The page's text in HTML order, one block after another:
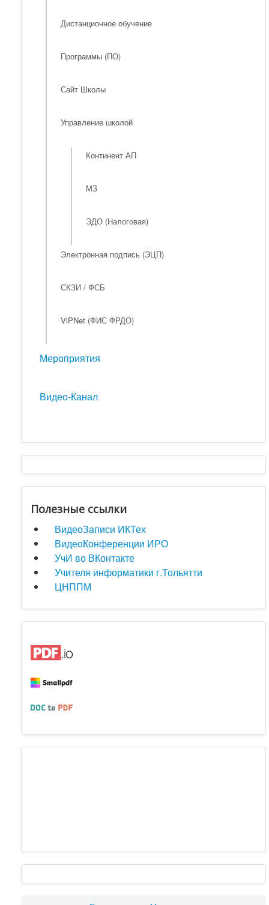
Дистанционное обучение
Программы (ПО)
Сайт Школы
Управление школой
Континент АП
МЗ
ЭДО (Налоговая)
Электронная подпись (ЭЦП)
СКЗИ / ФСБ
ViPNet (ФИС ФРДО)
Мероприятия
Видео-Канал
Полезные ссылки
ВидеоЗаписи ИКТех
ВидеоКонференции ИРО
УчИ во ВКонтакте
Учителя информатики г.Тольятти
ЦНППМ